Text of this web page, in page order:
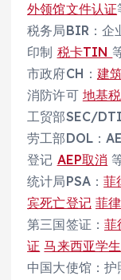
外领馆文件认证
税务局BIR：企
印制 税卡TIN
市政府CH： 建
消防许可 地基税
工贸部SEC/DTI
劳工部DOL：
登记 AEP取消
统计局PSA：菲
宾死亡登记 菲
第三国签证： 菲
证 马来西亚学
中国大使馆：